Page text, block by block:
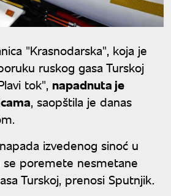
"Krasnodarska", koja je
ruskog gasa Turskoj
tok", napadnuta je
, saopštila je danas
izvedenog sinoć u
se poremete nesmetane
Turskoj, prenosi Sputnjik.